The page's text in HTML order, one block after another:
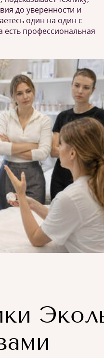
до уверенности и
один на один с
профессиональная